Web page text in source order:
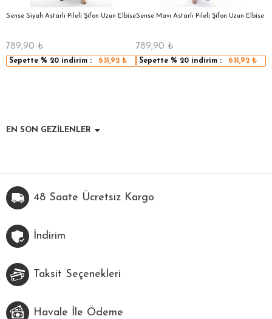
Sense Siyah Astarlı Pileli Şifon Uzun Elbise
789,90 ₺
Sepette % 20 indirim : 631,92₺
Sense Mavı Astarlı Pileli Şifon Uzun Elbise
789,90 ₺
Sepette % 20 indirim : 631,92₺
EN SON GEZİLENLER
48 Saate Ücretsiz Kargo
İndirim
Taksit Seçenekleri
Havale İle Ödeme